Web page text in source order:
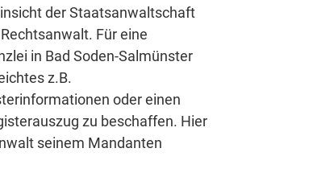
der Staatsanwaltschaft
Für eine
in Bad Soden-Salmünster
z.B.
oder einen
zu beschaffen. Hier
seinem Mandanten